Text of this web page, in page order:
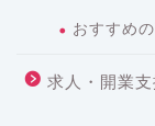
おすすめ
求人・開業支